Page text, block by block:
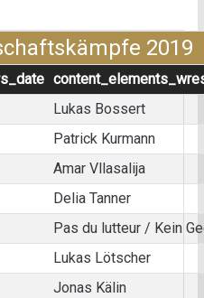
2019
Lukas Bossert
Patrick Kurmann
Amar Vllasalija
Delia Tanner
Pas du lutteur / Kein
Lukas Lötscher
Jonas Kälin